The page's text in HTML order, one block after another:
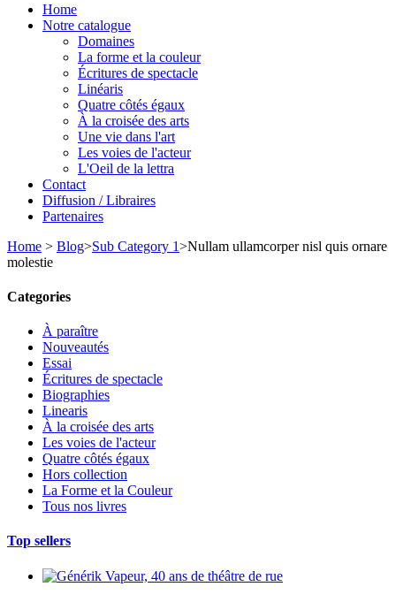
Home
Notre catalogue
Domaines
La forme et la couleur
Écritures de spectacle
Linéaris
Quatre côtés égaux
À la croisée des arts
Une vie dans l'art
Les voies de l'acteur
L'Oeil de la lettra
Contact
Diffusion / Libraires
Partenaires
Home > Blog>Sub Category 1>Nullam ullamcorper nisl quis ornare
molestie
Categories
À paraître
Nouveautés
Essai
Écritures de spectacle
Biographies
Linearis
À la croisée des arts
Les voies de l'acteur
Quatre côtés égaux
Hors collection
La Forme et la Couleur
Tous nos livres
Top sellers